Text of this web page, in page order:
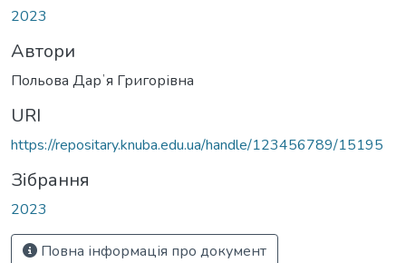
2023
Автори
Польова Дарʼя Григорівна
URI
https://repositary.knuba.edu.ua/handle/123456789/15195
Зібрання
2023
Повна інформація про документ